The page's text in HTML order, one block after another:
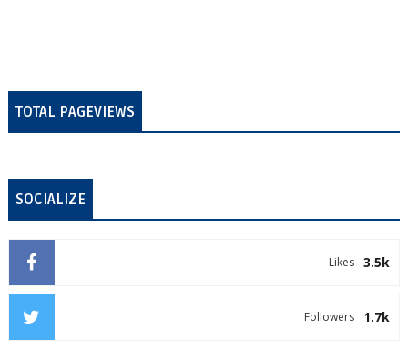
TOTAL PAGEVIEWS
SOCIALIZE
3.5k
Likes
1.7k
Followers